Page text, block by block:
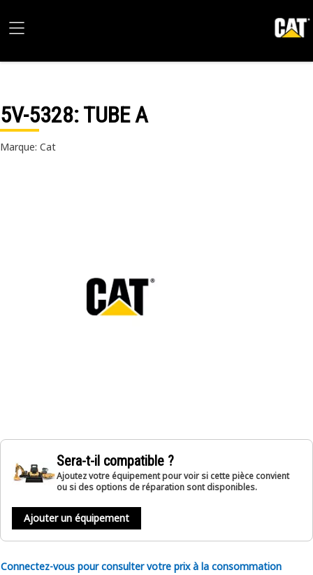
5V-5328: TUBE A
Marque: Cat
Sera-t-il compatible ?
Ajoutez votre équipement pour voir si cette pièce convient
ou si des options de réparation sont disponibles.
Ajouter un équipement
Connectez-vous pour consulter votre prix à la consommation